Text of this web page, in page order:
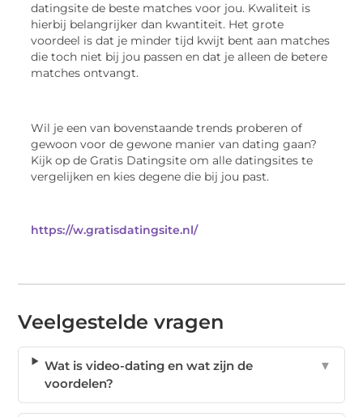
datingsite de beste matches voor jou. Kwaliteit is
hierbij belangrijker dan kwantiteit. Het grote
voordeel is dat je minder tijd kwijt bent aan matches
die toch niet bij jou passen en dat je alleen de betere
matches ontvangt.
Wil je een van bovenstaande trends proberen of
gewoon voor de gewone manier van dating gaan?
Kijk op de Gratis Datingsite om alle datingsites te
vergelijken en kies degene die bij jou past.
https://w.gratisdatingsite.nl/
Veelgestelde vragen
Wat is video-dating en wat zijn de
voordelen?
▼